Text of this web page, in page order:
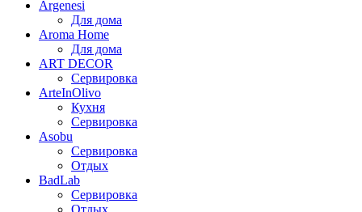
Argenesi
Для дома
Aroma Home
Для дома
ART DECOR
Сервировка
ArteInOlivo
Кухня
Сервировка
Asobu
Сервировка
Отдых
BadLab
Сервировка